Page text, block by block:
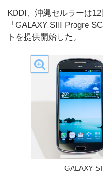
KDDI、沖縄セルラーは
「GALAXY SIII Progre
トを提供開始した。
GALAXY